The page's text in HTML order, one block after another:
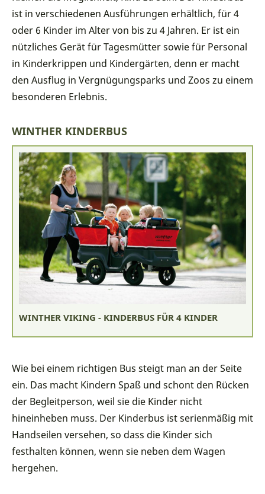
ist in verschiedenen Ausführungen erhältlich, für 4
oder 6 Kinder im Alter von bis zu 4 Jahren. Er ist ein
nützliches Gerät für Tagesmütter sowie für Personal
in Kinderkrippen und Kindergärten, denn er macht
den Ausflug in Vergnügungsparks und Zoos zu einem
besonderen Erlebnis.
WINTHER KINDERBUS
WINTHER VIKING - KINDERBUS FÜR 4 KINDER
Wie bei einem richtigen Bus steigt man an der Seite
ein. Das macht Kindern Spaß und schont den Rücken
der Begleitperson, weil sie die Kinder nicht
hineinheben muss. Der Kinderbus ist serienmäßig mit
Handseilen versehen, so dass die Kinder sich
festhalten können, wenn sie neben dem Wagen
hergehen.